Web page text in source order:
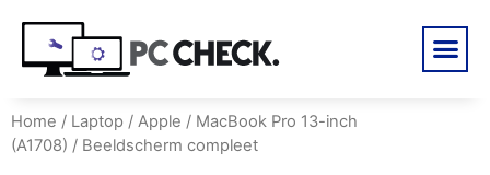
Home / Laptop / Apple / MacBook Pro 13-inch
(A1708) / Beeldscherm compleet